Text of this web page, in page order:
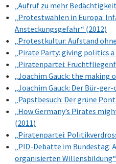
„Aufruf zu mehr
„Protestwahlen in Europa:
Ansteckungsgefahr“ (2012)
„Protestkultur: Aufstand
„Pirate Party: giving politics
„Piratenpartei:
„Joachim Gauck: the making
„Joachim Gauck: Der Bür-
„Papstbesuch: Der grüne
„How Germany’s Pirates
(2011)
„Piratenpartei:
„PID-Debatte im Bundestag:
organisierten